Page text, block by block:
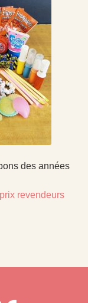
des années
revendeurs